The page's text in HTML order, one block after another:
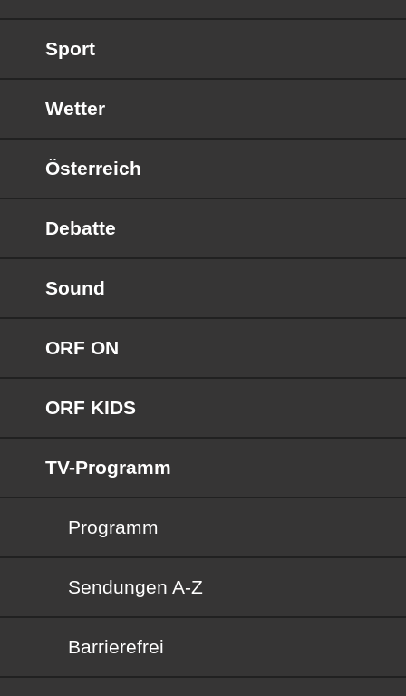
Sport
Wetter
Österreich
Debatte
Sound
ORF ON
ORF KIDS
TV-Programm
Programm
Sendungen von A bis Z
Sendungen A-Z
Barrierefrei
Barrierefrei